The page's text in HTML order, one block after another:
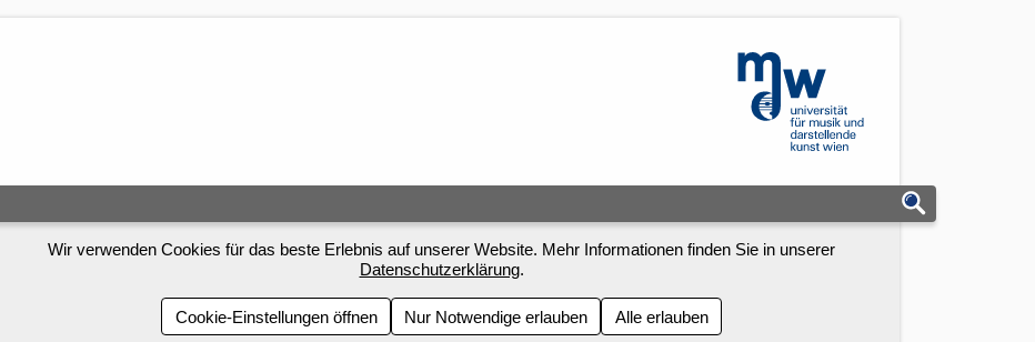
mdw - Homepage
Wir verwenden Cookies für das beste Erlebnis auf unserer Website. Mehr Informationen finden Sie in unserer
Datenschutzerklärung.
Cookie-Einstellungen öffnen Nur Notwendige erlauben Alle erlauben